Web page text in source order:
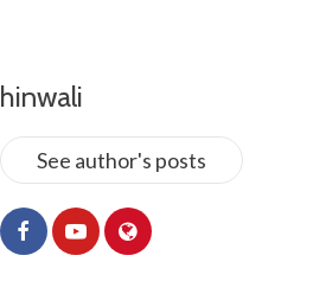
hinwali
See author's posts